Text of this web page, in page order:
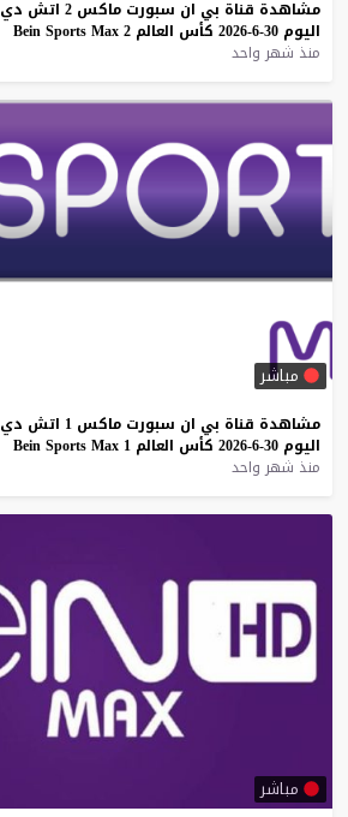
مشاهدة قناة بي ان سبورت ماكس 2 اتش دي
اليوم 30-6-2026 كأس العالم Bein Sports Max 2
منذ شهر واحد
مباشر
مشاهدة قناة بي ان سبورت ماكس 1 اتش دي
اليوم 30-6-2026 كأس العالم Bein Sports Max 1
منذ شهر واحد
مباشر